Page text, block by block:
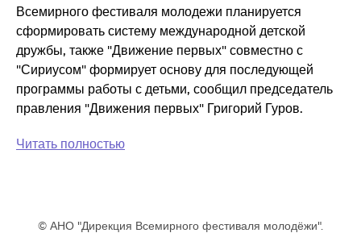
Всемирного фестиваля молодежи планируется
сформировать систему международной детской
дружбы, также "Движение первых" совместно с
"Сириусом" формирует основу для последующей
программы работы с детьми, сообщил председатель
правления "Движения первых" Григорий Гуров.
Читать полностью
© АНО "Дирекция Всемирного фестиваля молодёжи".